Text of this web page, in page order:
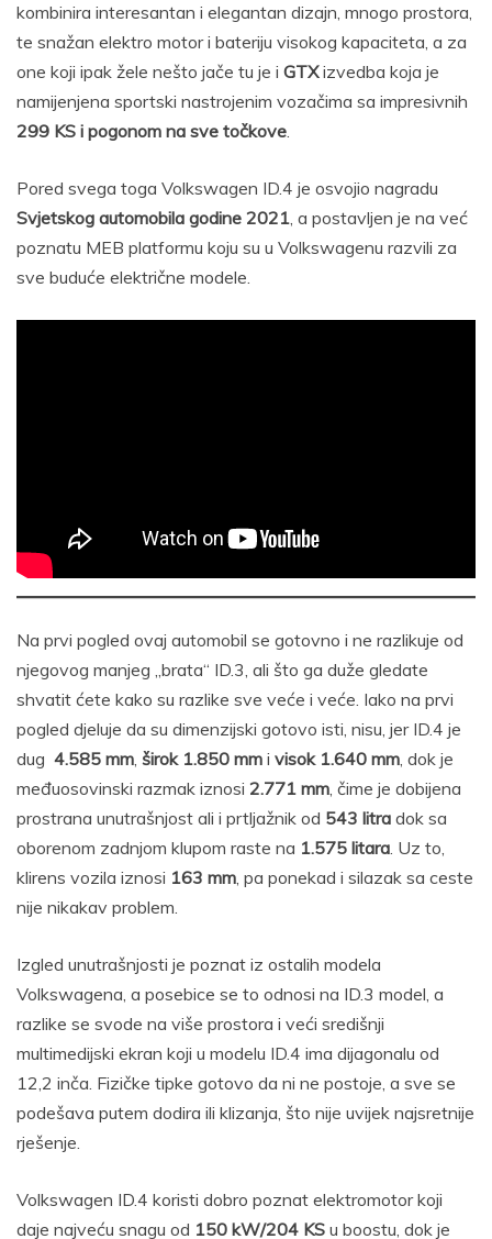
kombinira interesantan i elegantan dizajn, mnogo prostora,
te snažan elektro motor i bateriju visokog kapaciteta, a za
one koji ipak žele nešto jače tu je i GTXizvedba koja je
namijenjena sportski nastrojenim vozačima sa impresivnih
299 KS i pogonom na sve točkove.
Pored svega toga Volkswagen ID.4 je osvojio nagradu
Svjetskog automobila godine 2021, a postavljen je na već
poznatu MEB platformu koju su u Volkswagenu razvili za
sve buduće električne modele.
Na prvi pogled ovaj automobil se gotovno i ne razlikuje od
njegovog manjeg „brata“ ID.3, ali što ga duže gledate
shvatit ćete kako su razlike sve veće i veće. Iako na prvi
pogled djeluje da su dimenzijski gotovo isti, nisu, jer ID.4 je
dug 4.585 mm, širok 1.850 mm i visok 1.640 mm, dok je
međuosovinski razmak iznosi 2.771 mm, čime je dobijena
prostrana unutrašnjost ali i prtljažnik od 543 litra dok sa
oborenom zadnjom klupom raste na 1.575 litara. Uz to,
klirens vozila iznosi 163 mm, pa ponekad i silazak sa ceste
nije nikakav problem.
Izgled unutrašnjosti je poznat iz ostalih modela
Volkswagena, a posebice se to odnosi na ID.3 model, a
razlike se svode na više prostora i veći središnji
multimedijski ekran koji u modelu ID.4 ima dijagonalu od
12,2 inča. Fizičke tipke gotovo da ni ne postoje, a sve se
podešava putem dodira ili klizanja, što nije uvijek najsretnije
rješenje.
Volkswagen ID.4 koristi dobro poznat elektromotor koji
daje najveću snagu od 150 kW/204 KS u boostu, dok je